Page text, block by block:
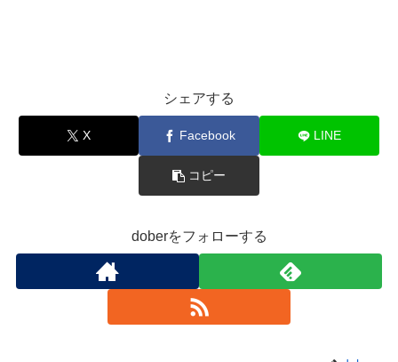
シェアする
X Facebook LINE
コピー
doberをフォローする